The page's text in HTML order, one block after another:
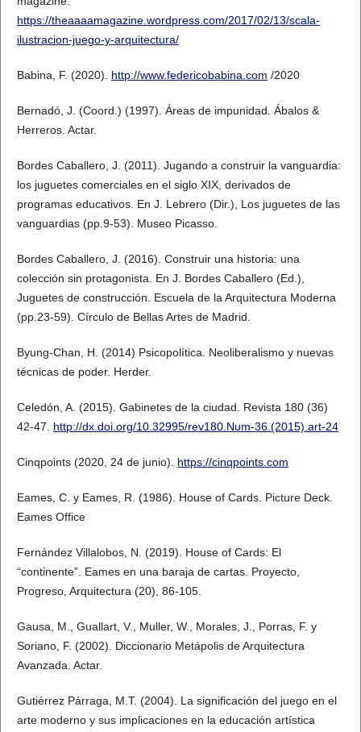
https://theaaaamagazine.wordpress.com/2017/02/13/scala-
ilustracion-juego-y-arquitectura/
Babina, F. (2020). http://www.federicobabina.com /2020
Bernadó, J. (Coord.) (1997). Áreas de impunidad. Ábalos &
Herreros. Actar.
Bordes Caballero, J. (2011). Jugando a construir la vanguardia:
los juguetes comerciales en el siglo XIX, derivados de
programas educativos. En J. Lebrero (Dir.), Los juguetes de las
vanguardias (pp.9-53). Museo Picasso.
Bordes Caballero, J. (2016). Construir una historia: una
colección sin protagonista. En J. Bordes Caballero (Ed.),
Juguetes de construcción. Escuela de la Arquitectura Moderna
(pp.23-59). Círculo de Bellas Artes de Madrid.
Byung-Chan, H. (2014) Psicopolítica. Neoliberalismo y nuevas
técnicas de poder. Herder.
Celedón, A. (2015). Gabinetes de la ciudad. Revista 180 (36)
42-47. http://dx.doi.org/10.32995/rev180.Num-36.(2015).art-24
Cinqpoints (2020, 24 de junio). https://cinqpoints.com
Eames, C. y Eames, R. (1986). House of Cards. Picture Deck.
Eames Office
Fernández Villalobos, N. (2019). House of Cards: El
“continente”. Eames en una baraja de cartas. Proyecto,
Progreso, Arquitectura (20), 86-105.
Gausa, M., Guallart, V., Muller, W., Morales, J., Porras, F. y
Soriano, F. (2002). Diccionario Metápolis de Arquitectura
Avanzada. Actar.
Gutiérrez Párraga, M.T. (2004). La significación del juego en el
arte moderno y sus implicaciones en la educación artística